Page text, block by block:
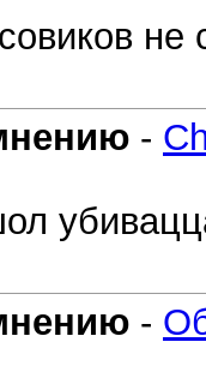
не
-
-